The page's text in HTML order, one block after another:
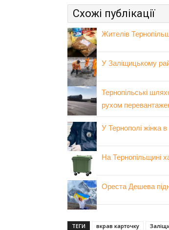
Схожі публікації
Жителів
У Заліщицькому
Тернопільські
рухом
У Тернополі жінка
На Тернопільщині
Ореста Дешева
ТЕГИ вкрав карточку